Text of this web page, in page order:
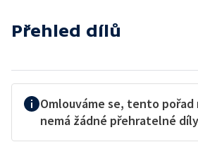
Přehled dílů
Omlouváme se, tento
nemá žádné přehratelné